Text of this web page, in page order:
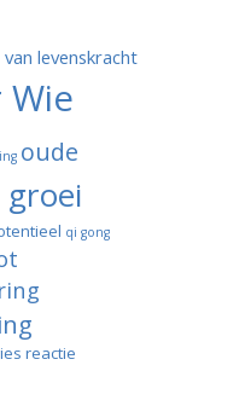
levenskracht
Wie
oude
qi gong
reactie